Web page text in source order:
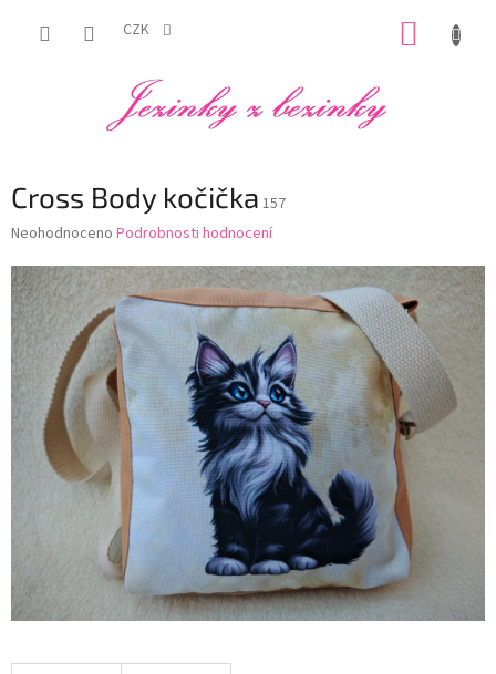
CZK
Cross Body kočička 157
Průměrné
produktu
je
0,0
z
5
hvězdiček.
Neohodnoceno Podrobnosti hodnocení